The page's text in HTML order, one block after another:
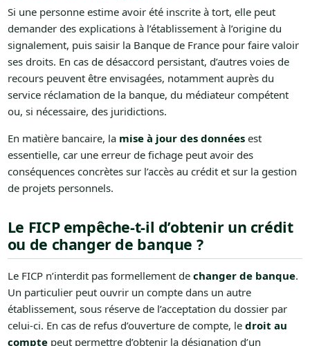
Si une personne estime avoir été inscrite à tort, elle peut
demander des explications à l’établissement à l’origine du
signalement, puis saisir la Banque de France pour faire valoir
ses droits. En cas de désaccord persistant, d’autres voies de
recours peuvent être envisagées, notamment auprès du
service réclamation de la banque, du médiateur compétent
ou, si nécessaire, des juridictions.
En matière bancaire, la mise à jour des donnéesest
essentielle, car une erreur de fichage peut avoir des
conséquences concrètes sur l’accès au crédit et sur la gestion
de projets personnels.
Le FICP empêche-t-il d’obtenir un crédit
ou de changer de banque ?
Le FICP n’interdit pas formellement de changer de banque.
Un particulier peut ouvrir un compte dans un autre
établissement, sous réserve de l’acceptation du dossier par
celui-ci. En cas de refus d’ouverture de compte, le droit au
comptepeut permettre d’obtenir la désignation d’un